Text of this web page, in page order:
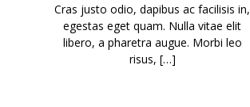
Cras justo odio, dapibus ac facilisis in,
egestas eget quam. Nulla vitae elit
libero, a pharetra augue. Morbi leo
risus, […]